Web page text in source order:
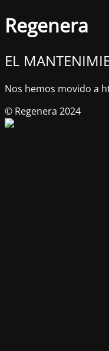
Regenera
EL
Nos hemos movido a
© Regenera 2024